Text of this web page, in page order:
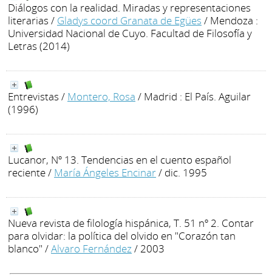
Diálogos con la realidad. Miradas y representaciones
literarias / Gladys coord Granata de Egües / Mendoza :
Universidad Nacional de Cuyo. Facultad de Filosofía y
Letras (2014)
Entrevistas / Montero, Rosa / Madrid : El País. Aguilar
(1996)
Lucanor, Nº 13. Tendencias en el cuento español
reciente/ María Ángeles Encinar/ dic. 1995
Nueva revista de filología hispánica, T. 51 nº 2. Contar
para olvidar: la política del olvido en "Corazón tan
blanco" /Alvaro Fernández/ 2003